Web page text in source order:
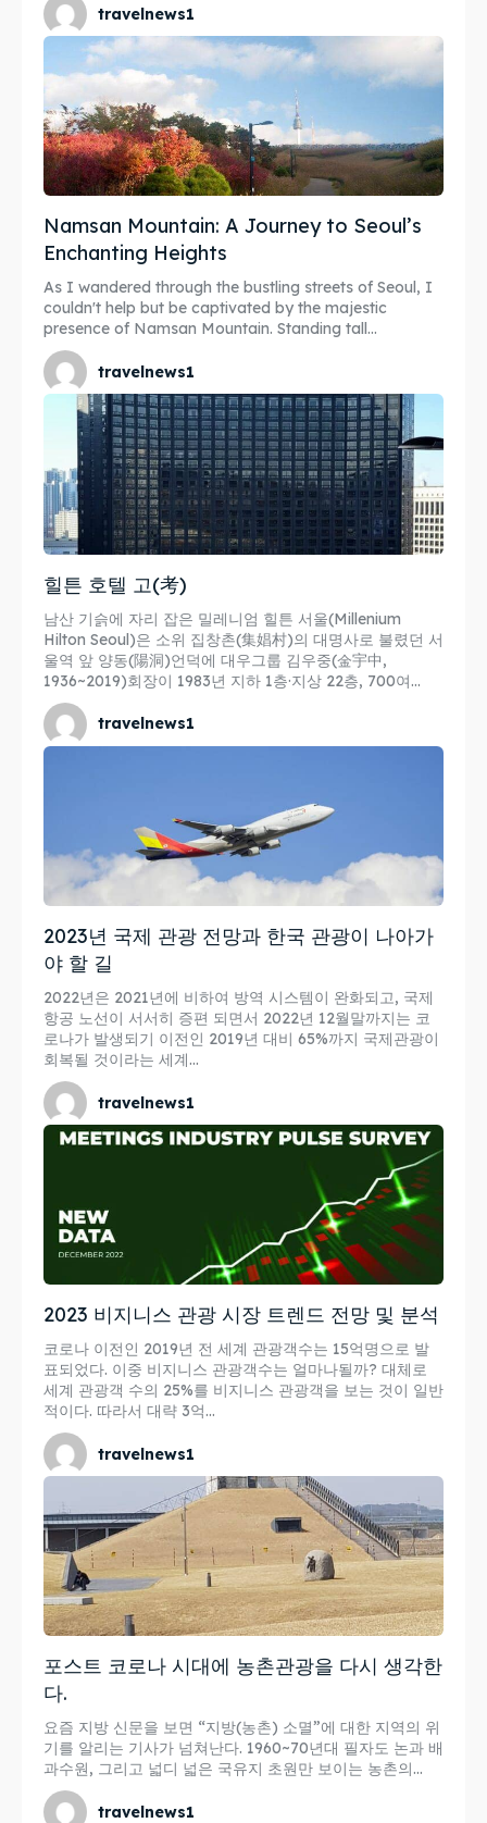
travelnews1
Namsan Mountain: A Journey to Seoul’s
Enchanting Heights
As I wandered through the bustling streets of Seoul, I
couldn't help but be captivated by the majestic
presence of Namsan Mountain. Standing tall...
travelnews1
힐튼 호텔 고(考)
남산 기슭에 자리 잡은 밀레니엄 힐튼 서울(Millenium
Hilton Seoul)은 소위 집창촌(集娼村)의 대명사로 불렸던 서
울역 앞 양동(陽洞)언덕에 대우그룹 김우중(金宇中,
1936~2019)회장이 1983년 지하 1층·지상 22층, 700여...
travelnews1
2023년 국제 관광 전망과 한국 관광이 나아가
야 할 길
2022년은 2021년에 비하여 방역 시스템이 완화되고, 국제
항공 노선이 서서히 증편 되면서 2022년 12월말까지는 코
로나가 발생되기 이전인 2019년 대비 65%까지 국제관광이
회복될 것이라는 세계...
travelnews1
2023 비지니스 관광 시장 트렌드 전망 및 분석
코로나 이전인 2019년 전 세계 관광객수는 15억명으로 발
표되었다. 이중 비지니스 관광객수는 얼마나될까? 대체로
세계 관광객 수의 25%를 비지니스 관광객을 보는 것이 일반
적이다. 따라서 대략 3억...
travelnews1
포스트 코로나 시대에 농촌관광을 다시 생각한
다.
요즘 지방 신문을 보면 “지방(농촌) 소멸”에 대한 지역의 위
기를 알리는 기사가 넘쳐난다. 1960~70년대 필자도 논과 배
과수원, 그리고 넓디 넓은 국유지 초원만 보이는 농촌의...
travelnews1